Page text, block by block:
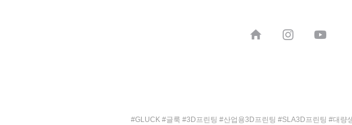
#GLUCK #글룩 #3D프린팅 #산업용3D프린팅 #SLA3D프린팅 #대량